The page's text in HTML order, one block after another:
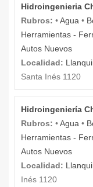
Hidroingenieria
Rubros: •Agua •
Herramientas -
Autos Nuevos
Localidad:
Santa Inés 1120
Hidroingeniería
Rubros: •Agua •
Herramientas -
Autos Nuevos
Localidad:
Inés 1120